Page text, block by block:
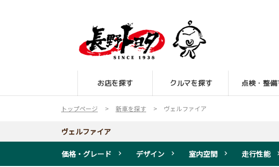
お店を探す クルマを探す 点検・整備
トップページ 新車を探す ヴェルファイア
ヴェルファイア
価格・グレード デザイン 室内空間 走行性能